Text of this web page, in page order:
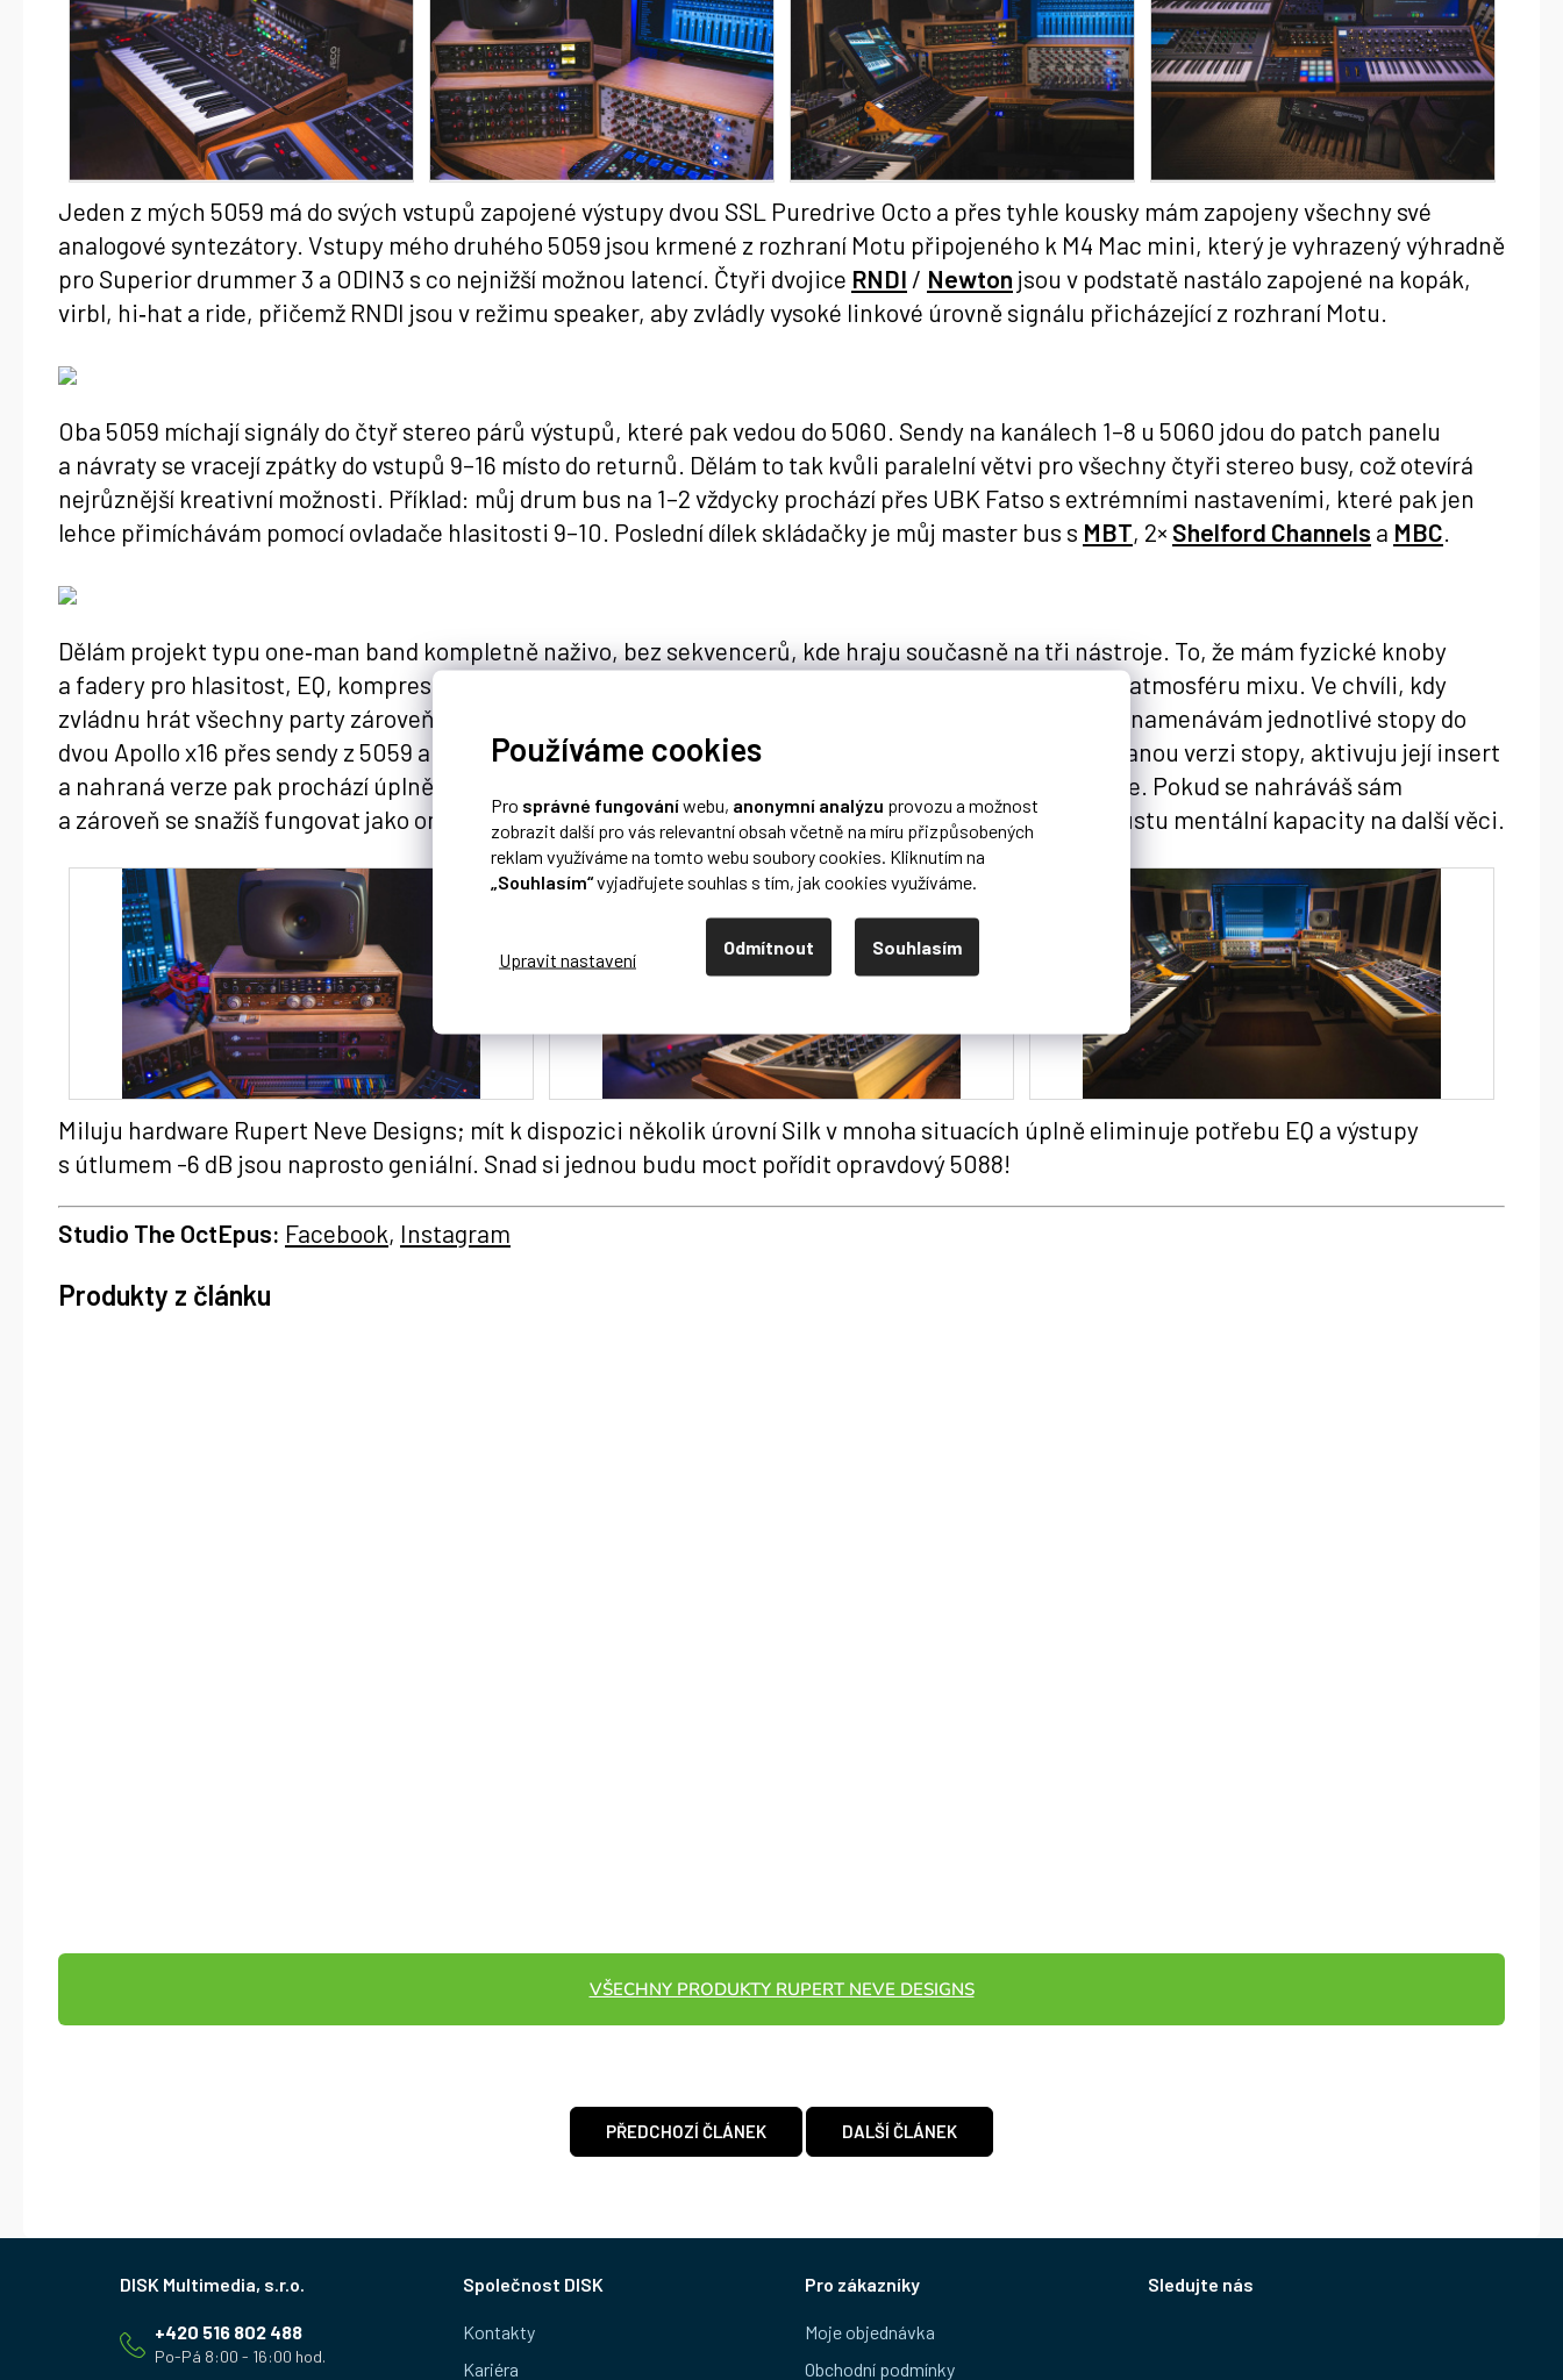
Používáme cookies
Pro správné fungováníwebu, anonymní analýzu provozu a možnost
zobrazit další pro vás relevantní obsah včetně na míru přizpůsobených
reklam využíváme na tomto webu soubory cookies. Kliknutím na
„Souhlasím“vyjadřujete souhlas s tím, jak cookies využíváme.
Odmítnout Souhlasím
Jeden z mých 5059 má do svých vstupů zapojené výstupy dvou SSL Puredrive Octo a přes tyhle kousky mám zapojeny všechny své
analogové syntezátory. Vstupy mého druhého 5059 jsou krmené z rozhraní Motu připojeného k M4 Mac mini, který je vyhrazený výhradně
pro Superior drummer 3 a ODIN3 s co nejnižší možnou latencí. Čtyři dvojice RNDI / Newton jsou v podstatě nastálo zapojené na kopák,
virbl, hi‑hat a ride, přičemž RNDI jsou v režimu speaker, aby zvládly vysoké linkové úrovně signálu přicházející z rozhraní Motu.
Oba 5059 míchají signály do čtyř stereo párů výstupů, které pak vedou do 5060. Sendy na kanálech 1–8 u 5060 jdou do patch panelu
a návraty se vracejí zpátky do vstupů 9–16 místo do returnů. Dělám to tak kvůli paralelní větvi pro všechny čtyři stereo busy, což otevírá
nejrůznější kreativní možnosti. Příklad: můj drum bus na 1–2 vždycky prochází přes UBK Fatso s extrémními nastaveními, které pak jen
lehce přimíchávám pomocí ovladače hlasitosti 9–10. Poslední dílek skládačky je můj master bus s MBT, 2× Shelford Channels a MBC.
Dělám projekt typu one‑man band kompletně naživo, bez sekvencerů, kde hraju současně na tři nástroje. To, že mám fyzické knoby
a fadery pro hlasitost, EQ, kompresory, preampy a SILK, mi umožňuje při cvičení postupně dolaďovat atmosféru mixu. Ve chvíli, kdy
zvládnu hrát všechny party zároveň, je mix z větší části hotový. Když přijde na samotné nahrávání, zaznamenávám jednotlivé stopy do
dvou Apollo x16 přes sendy z 5059 a přes dvoukanálový výstup z MBC. Pokud si chci poslechnout nahranou verzi stopy, aktivuju její insert
a nahraná verze pak prochází úplně stejnou signálovou cestou a se stejným nastavením jako živá verze. Pokud se nahráváš sám
a zároveň se snažíš fungovat jako one‑man band, je to brutálně efektivní workflow, které ti uvolní spoustu mentální kapacity na další věci.
Miluju hardware Rupert Neve Designs; mít k dispozici několik úrovní Silk v mnoha situacích úplně eliminuje potřebu EQ a výstupy
s útlumem -6 dB jsou naprosto geniální. Snad si jednou budu moct pořídit opravdový 5088!
Studio The OctEpus: Facebook, Instagram
Produkty z článku
VŠECHNY PRODUKTY RUPERT NEVE DESIGNS
PŘEDCHOZÍ ČLÁNEK DALŠÍ ČLÁNEK
+420 516 802 488
Společnost DISK
Kontakty
Kariéra
Pro zákazníky
Moje objednávka
Obchodní podmínky
Sledujte nás